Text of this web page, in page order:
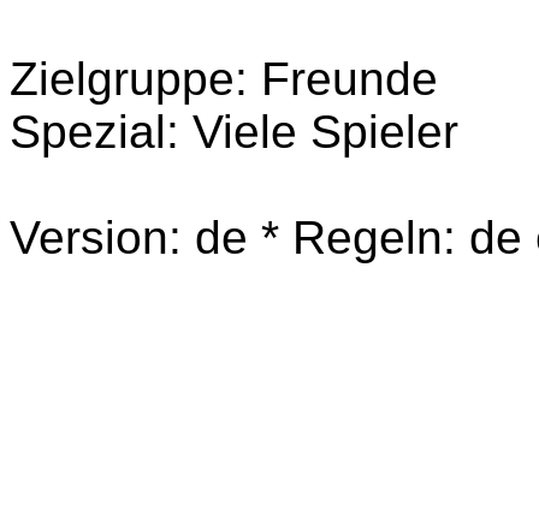
Zielgruppe: Freunde
Spezial: Viele Spieler
Version: de * Regeln: